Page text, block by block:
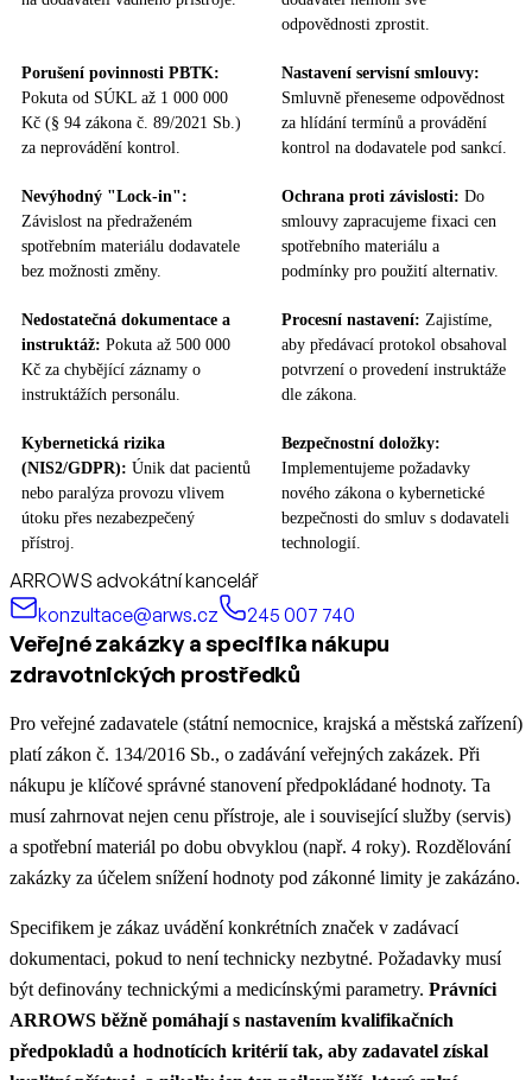
odpovědnosti zprostit.
Porušení povinnosti PBTK:
Pokuta od SÚKL až 1 000 000
Kč (§ 94 zákona č. 89/2021 Sb.)
za neprovádění kontrol.
Nastavení servisní smlouvy:
Smluvně přeneseme odpovědnost
za hlídání termínů a provádění
kontrol na dodavatele pod sankcí.
Nevýhodný "Lock-in":
Závislost na předraženém
spotřebním materiálu dodavatele
bez možnosti změny.
Ochrana proti závislosti: Do
smlouvy zapracujeme fixaci cen
spotřebního materiálu a
podmínky pro použití alternativ.
Nedostatečná dokumentace a
instruktáž: Pokuta až 500 000
Kč za chybějící záznamy o
instruktážích personálu.
Procesní nastavení: Zajistíme,
aby předávací protokol obsahoval
potvrzení o provedení instruktáže
dle zákona.
Kybernetická rizika
(NIS2/GDPR): Únik dat pacientů
nebo paralýza provozu vlivem
útoku přes nezabezpečený
přístroj.
Bezpečnostní doložky:
Implementujeme požadavky
nového zákona o kybernetické
bezpečnosti do smluv s dodavateli
technologií.
ARROWS advokátní kancelář
konzultace@arws.cz
245 007 740
Veřejné zakázky a specifika nákupu
zdravotnických prostředků
Pro veřejné zadavatele (státní nemocnice, krajská a městská zařízení)
platí zákon č. 134/2016 Sb., o zadávání veřejných zakázek. Při
nákupu je klíčové správné stanovení předpokládané hodnoty. Ta
musí zahrnovat nejen cenu přístroje, ale i související služby (servis)
a spotřební materiál po dobu obvyklou (např. 4 roky). Rozdělování
zakázky za účelem snížení hodnoty pod zákonné limity je zakázáno.
Specifikem je zákaz uvádění konkrétních značek v zadávací
dokumentaci, pokud to není technicky nezbytné. Požadavky musí
být definovány technickými a medicínskými parametry. Právníci
ARROWS běžně pomáhají s nastavením kvalifikačních
předpokladů a hodnotících kritérií tak, aby zadavatel získal